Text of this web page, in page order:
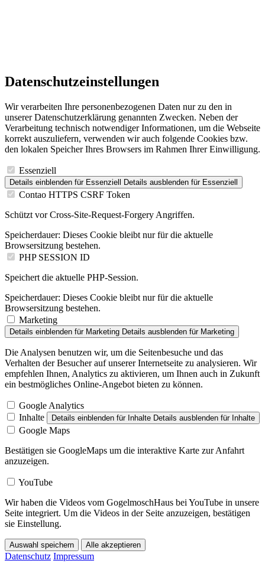
Datenschutzeinstellungen
Wir verarbeiten Ihre personenbezogenen Daten nur zu den in
unserer Datenschutzerklärung genannten Zwecken. Neben der
Verarbeitung technisch notwendiger Informationen, um die Webseite
korrekt auszuliefern, verwenden wir auch folgende Cookies bzw.
den lokalen Speicher Ihres Browsers im Rahmen Ihrer Einwilligung.
Essenziell
Details einblenden für Essenziell Details ausblenden für Essenziell
Contao HTTPS CSRF Token
Schützt vor Cross-Site-Request-Forgery Angriffen.
Speicherdauer: Dieses Cookie bleibt nur für die aktuelle
Browsersitzung bestehen.
PHP SESSION ID
Speichert die aktuelle PHP-Session.
Speicherdauer: Dieses Cookie bleibt nur für die aktuelle
Browsersitzung bestehen.
Marketing
Details einblenden für Marketing Details ausblenden für Marketing
Die Analysen benutzen wir, um die Seitenbesuche und das
Verhalten der Besucher auf unserer Internetseite zu analysieren. Wir
empfehlen Ihnen, Analytics zu aktivieren, um Ihnen auch in Zukunft
ein bestmögliches Online-Angebot bieten zu können.
Google Analytics
Inhalte
Details einblenden für Inhalte Details ausblenden für Inhalte
Google Maps
Bestätigen sie GoogleMaps um die interaktive Karte zur Anfahrt
anzuzeigen.
YouTube
Wir haben die Videos vom GogelmoschHaus bei YouTube in unsere
Seite integriert. Um die Videos in der Seite anzuzeigen, bestätigen
sie Einstellung.
Auswahl speichern Alle akzeptieren
Datenschutz Impressum